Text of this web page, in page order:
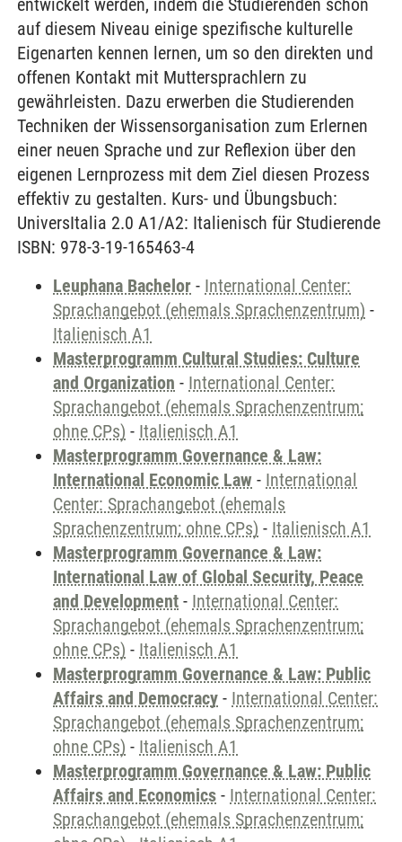
entwickelt werden, indem die Studierenden schon
auf diesem Niveau einige spezifische kulturelle
Eigenarten kennen lernen, um so den direkten und
offenen Kontakt mit Muttersprachlern zu
gewährleisten. Dazu erwerben die Studierenden
Techniken der Wissensorganisation zum Erlernen
einer neuen Sprache und zur Reflexion über den
eigenen Lernprozess mit dem Ziel diesen Prozess
effektiv zu gestalten. Kurs- und Übungsbuch:
UniversItalia 2.0 A1/A2: Italienisch für Studierende
ISBN: 978-3-19-165463-4
Leuphana Bachelor - International Center:
Sprachangebot (ehemals Sprachenzentrum) -
Italienisch A1
Masterprogramm Cultural Studies: Culture
and Organization - International Center:
Sprachangebot (ehemals Sprachenzentrum;
ohne CPs) - Italienisch A1
Masterprogramm Governance & Law:
International Economic Law - International
Center: Sprachangebot (ehemals
Sprachenzentrum; ohne CPs) - Italienisch A1
Masterprogramm Governance & Law:
International Law of Global Security, Peace
and Development - International Center:
Sprachangebot (ehemals Sprachenzentrum;
ohne CPs) - Italienisch A1
Masterprogramm Governance & Law: Public
Affairs and Democracy - International Center:
Sprachangebot (ehemals Sprachenzentrum;
ohne CPs) - Italienisch A1
Masterprogramm Governance & Law: Public
Affairs and Economics - International Center:
Sprachangebot (ehemals Sprachenzentrum;